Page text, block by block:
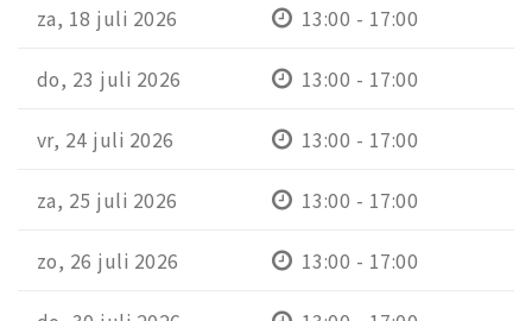
za, 18 juli 2026 13:00 - 17:00
do, 23 juli 2026 13:00 - 17:00
vr, 24 juli 2026 13:00 - 17:00
za, 25 juli 2026 13:00 - 17:00
zo, 26 juli 2026 13:00 - 17:00